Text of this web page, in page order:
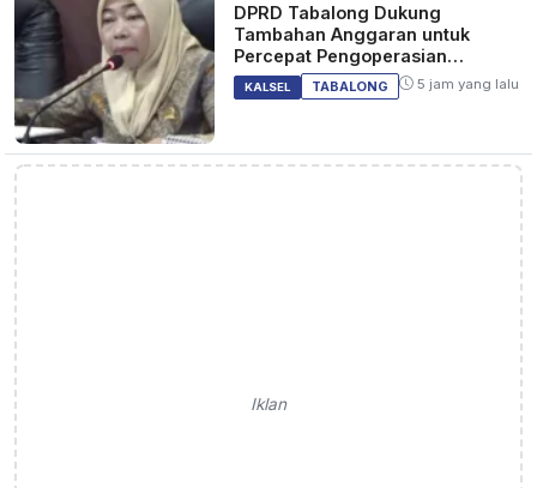
DPRD Tabalong Dukung
Tambahan Anggaran untuk
Percepat Pengoperasian
Bandara Warukin
KALSEL TABALONG 5 jam yang lalu
Iklan